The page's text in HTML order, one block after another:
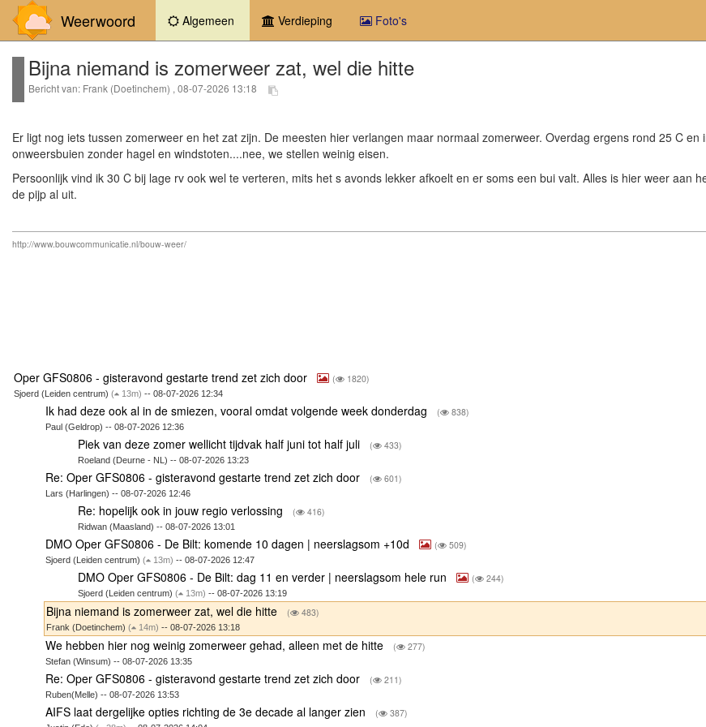
Weerwoord Algemeen (current)Verdieping Foto's
Bijna niemand is zomerweer zat, wel die hitte
Bericht van: Frank (Doetinchem) , 08-07-2026 13:18
Er ligt nog iets tussen zomerweer en het zat zijn. De meesten hier verlangen maar normaal zomerweer. Overdag ergens rond 25 C
onweersbuien zonder hagel en windstoten....nee, we stellen weinig eisen.
Persoonlijk vind ik 30 C bij lage rv ook wel te verteren, mits het s avonds lekker afkoelt en er soms een bui valt. Alles is hier weer aan
de pijp al uit.
http://www.bouwcommunicatie.nl/bouw-weer/
Oper GFS0806 - gisteravond gestarte trend zet zich door ( 1820)
Sjoerd (Leiden centrum) ( 13m) -- 08-07-2026 12:34
Ik had deze ook al in de smiezen, vooral omdat volgende week donderdag ( 838)
Paul (Geldrop) -- 08-07-2026 12:36
Piek van deze zomer wellicht tijdvak half juni tot half juli ( 433)
Roeland (Deurne - NL) -- 08-07-2026 13:23
Re: Oper GFS0806 - gisteravond gestarte trend zet zich door ( 601)
Lars (Harlingen) -- 08-07-2026 12:46
Re: hopelijk ook in jouw regio verlossing ( 416)
Ridwan (Maasland) -- 08-07-2026 13:01
DMO Oper GFS0806 - De Bilt: komende 10 dagen | neerslagsom +10d ( 509)
Sjoerd (Leiden centrum)( 13m) -- 08-07-2026 12:47
DMO Oper GFS0806 - De Bilt: dag 11 en verder | neerslagsom hele run ( 244)
Sjoerd (Leiden centrum) ( 13m) -- 08-07-2026 13:19
Bijna niemand is zomerweer zat, wel die hitte ( 483)
Frank (Doetinchem)( 14m) -- 08-07-2026 13:18
We hebben hier nog weinig zomerweer gehad, alleen met de hitte ( 277)
Stefan (Winsum) -- 08-07-2026 13:35
Re: Oper GFS0806 - gisteravond gestarte trend zet zich door ( 211)
Ruben(Melle) -- 08-07-2026 13:53
AIFS laat dergelijke opties richting de 3e decade al langer zien ( 387)